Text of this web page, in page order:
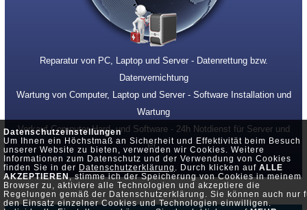
Datenschutzeinstellungen
Um Ihnen ein Höchstmaß an Sicherheit und Effektivität beim Besuch
unserer Website zu bieten, verwenden wir Cookies. Weitere
Informationen zum Datenschutz und der Verwendung von Cookies
finden Sie in der Datenschutzerklärung . Durch klicken auf ALLE
AKZEPTIEREN, stimme ich der Speicherung von Cookies in meinem
Browser zu, aktiviere alle Technologien und akzeptiere die
Regelungen gemäß der Datenschutzerklärung. Sie können auch nur
den Einsatz einzelner Cookies und Technologien einwilligen.
Reparatur von PC, Laptop und Server - Datenrettung bzw.
Datenvernichtung
Wartung von Computer, Laptop und Server - Software Installation und
Wartung
Verkauf Computer Hard- und Software - 24h Notdienst für Server und
PC